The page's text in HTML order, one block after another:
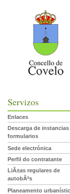
Servizos
Enlaces
Descarga de instancias
formularios
Sede electrónica
Perfil do contratante
LiÃ±as regulares de
autobÃºs
Planeamento